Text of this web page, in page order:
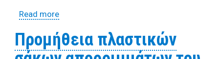
Read moreabout ΔΙΑΚΗΡYΞΗ ΑΝΟΙΚTΟY ΔΗΜΟΣΙΟΥ
υπηρεσία «Αφή κανδηλιών και
καθαριότητας μνημάτων στο Κοιμητήριο
Προμήθεια πλαστικών